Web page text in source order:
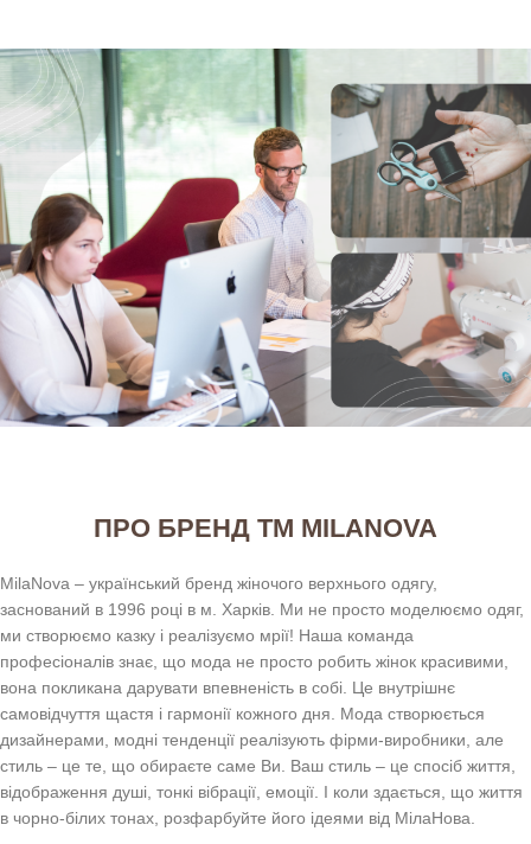
ПРО БРЕНД ТМ MILANOVA
MilaNova – український бренд жіночого верхнього одягу,
заснований в 1996 році в м. Харків. Ми не просто моделюємо одяг,
ми створюємо казку і реалізуємо мрії! Наша команда
професіоналів знає, що мода не просто робить жінок красивими,
вона покликана дарувати впевненість в собі. Це внутрішнє
самовідчуття щастя і гармонії кожного дня. Мода створюється
дизайнерами, модні тенденції реалізують фірми-виробники, але
стиль – це те, що обираєте саме Ви. Ваш стиль – це спосіб життя,
відображення душі, тонкі вібрації, емоції. І коли здається, що життя
в чорно-білих тонах, розфарбуйте його ідеями від МілаНова.